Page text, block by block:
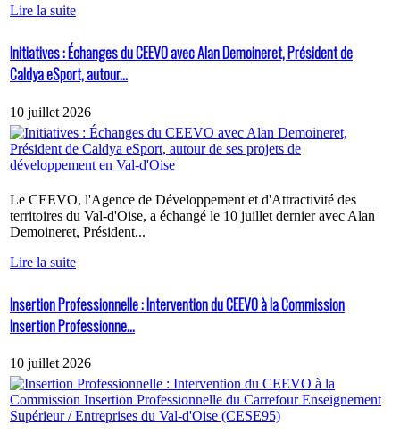
Lire la suite
Initiatives : Échanges du CEEVO avec Alan Demoineret, Président de
Caldya eSport, autour...
10 juillet 2026
Le CEEVO, l'Agence de Développement et d'Attractivité des
territoires du Val-d'Oise, a échangé le 10 juillet dernier avec Alan
Demoineret, Président...
Lire la suite
Insertion Professionnelle : Intervention du CEEVO à la Commission
Insertion Professionne...
10 juillet 2026